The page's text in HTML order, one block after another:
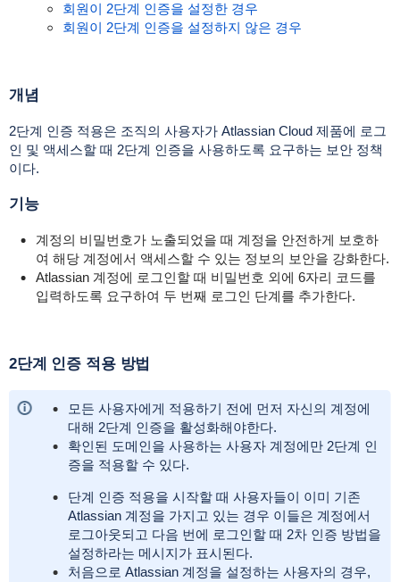
회원이 2단계 인증을 설정한 경우
회원이 2단계 인증을 설정하지 않은 경우
개념
2단계 인증 적용은 조직의 사용자가 Atlassian Cloud 제품에 로그
인 및 액세스할 때 2단계 인증을 사용하도록 요구하는 보안 정책
이다.
기능
계정의 비밀번호가 노출되었을 때 계정을 안전하게 보호하
여 해당 계정에서 액세스할 수 있는 정보의 보안을 강화한다.
Atlassian 계정에 로그인할 때 비밀번호 외에 6자리 코드를
입력하도록 요구하여 두 번째 로그인 단계를 추가한다.
2단계 인증 적용 방법
모든 사용자에게 적용하기 전에 먼저 자신의 계정에
대해 2단계 인증을 활성화해야한다.
확인된 도메인을 사용하는 사용자 계정에만 2단계 인
증을 적용할 수 있다.
단계 인증 적용을 시작할 때 사용자들이 이미 기존
Atlassian 계정을 가지고 있는 경우 이들은 계정에서
로그아웃되고 다음 번에 로그인할 때 2차 인증 방법을
설정하라는 메시지가 표시된다.
처음으로 Atlassian 계정을 설정하는 사용자의 경우,